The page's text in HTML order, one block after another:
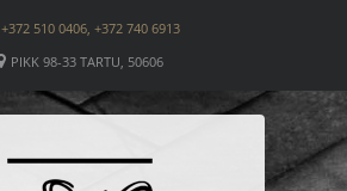
+372 510 0406, +372 740 6913
PIKK 98-33 TARTU, 50606